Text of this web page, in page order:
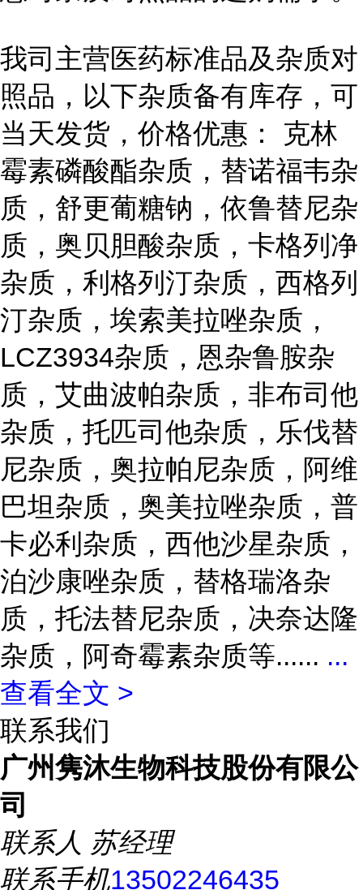
我司主营医药标准品及杂质对
照品，以下杂质备有库存，可
当天发货，价格优惠： 克林
霉素磷酸酯杂质，替诺福韦杂
质，舒更葡糖钠，依鲁替尼杂
质，奥贝胆酸杂质，卡格列净
杂质，利格列汀杂质，西格列
汀杂质，埃索美拉唑杂质，
LCZ3934杂质，恩杂鲁胺杂
质，艾曲波帕杂质，非布司他
杂质，托匹司他杂质，乐伐替
尼杂质，奥拉帕尼杂质，阿维
巴坦杂质，奥美拉唑杂质，普
卡必利杂质，西他沙星杂质，
泊沙康唑杂质，替格瑞洛杂
质，托法替尼杂质，决奈达隆
杂质，阿奇霉素杂质等...... ...
查看全文 >
联系我们
广州隽沐生物科技股份有限公
司
联系人 苏经理
联系手机13502246435